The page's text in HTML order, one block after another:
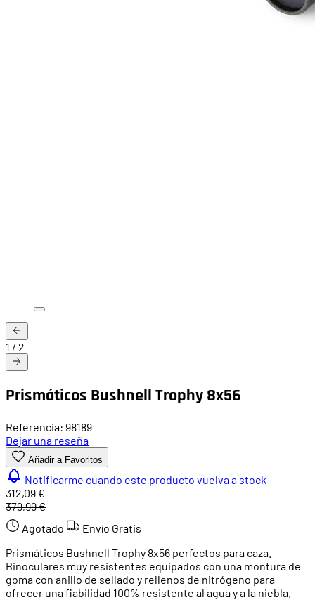
1 / 2
Prismáticos Bushnell Trophy 8x56
Referencia: 98189
Dejar una reseña
Añadir a Favoritos
Notificarme cuando este producto vuelva a stock
312,09 €
379,99 €
Agotado
Envío Gratis
Prismáticos Bushnell Trophy 8x56 perfectos para caza.
Binoculares muy resistentes equipados con una montura de
goma con anillo de sellado y rellenos de nitrógeno para
ofrecer una fiabilidad 100% resistente al agua y a la niebla.